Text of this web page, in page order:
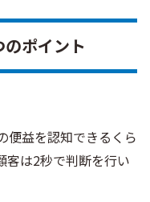
ポイント
便益を認知できるくら
客は2秒で判断を行い